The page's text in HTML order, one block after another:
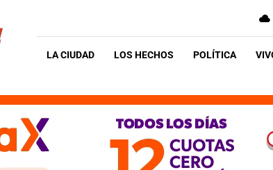
LA CIUDAD LOS HECHOS POLÍTICA